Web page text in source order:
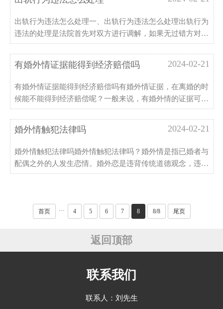
情分割家产是在照顾无过错方的基础上公平分割财产。但是
···
出轨行为违法怎么处理一、出轨行为违法怎么处理出轨行为
违法的处理是法院首先对双方进行调解，如果无过错方对过
错方的过错给予谅解，过错方也也愿意接受调解，则双方存
和，或一方坚持要求离婚，则法院一般也会判决离婚。法院
···
2024-02-21
有婚外情证据能得到经济赔偿吗
有婚外情证据能得到经济赔偿吗有婚外情证据，在离婚的时
候能不能得到经济赔偿呢？一般来说，有婚外情的证据可以
证明对方是属于婚姻的过错方，所以可以得到一定的经济赔
偿，所以大家要注意保存好相关的证据。接下来由诉宁网小
编为大家带来有婚外情证据能得到经济赔偿吗的详细知识，
···
2024-02-21
婚外情触犯法律吗
婚外情触犯法律吗婚外情触犯法律吗？婚外情是指已婚者与
配偶之外的人发生恋情。婚外恋是违背传统道德观念，违背
社会公德的。依据具体情形，婚外情导致重婚罪行为的，触
首页 ··· 4 5 6 7 8 8/8 尾页
返回顶部
联系我们
联系人：刘先生